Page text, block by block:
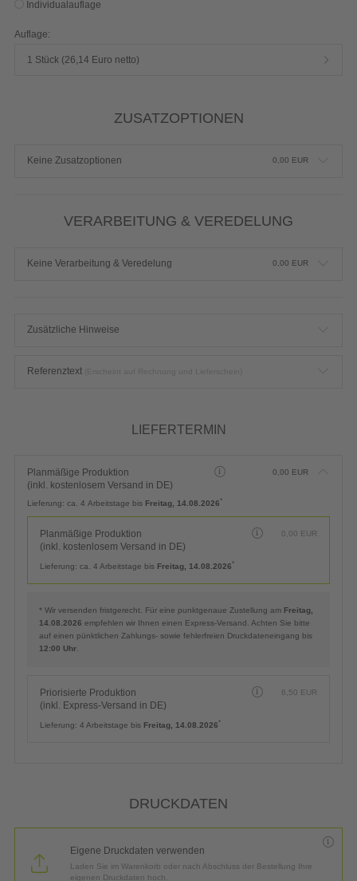
Individualauflage
Auflage:
1 Stück (26,14 Euro netto)
ZUSATZOPTIONEN
Keine Zusatzoptionen 0,00 EUR
VERARBEITUNG & VEREDELUNG
Keine Verarbeitung & Veredelung 0,00 EUR
Zusätzliche Hinweise
Referenztext
LIEFERTERMIN
Planmäßige Produktion
(inkl. kostenlosem Versand in DE)
0,00 EUR
Lieferung: ca. 4 Arbeitstage bis Freitag, 14.08.2026*
Planmäßige Produktion
(inkl. kostenlosem Versand in DE)
0,00 EUR
Lieferung: ca. 4 Arbeitstage bis Freitag, 14.08.2026*
* Wir versenden fristgerecht. Für eine punktgenaue Zustellung am Freitag,
14.08.2026 empfehlen wir Ihnen einen Express-Versand. Achten Sie bitte
auf einen pünktlichen Zahlungs- sowie fehlerfreien Druckdateneingang bis
12:00 Uhr
Priorisierte Produktion
(inkl. Express-Versand in DE)
6,50 EUR
Lieferung: 4 Arbeitstage bis Freitag, 14.08.2026*
DRUCKDATEN
Eigene Druckdaten verwenden
Laden Sie im Warenkorb oder nach Abschluss der Bestellung Ihre
eigenen Druckdaten hoch.